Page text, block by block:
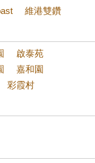
維港雙鑽
啟泰苑
嘉和園
彩霞村